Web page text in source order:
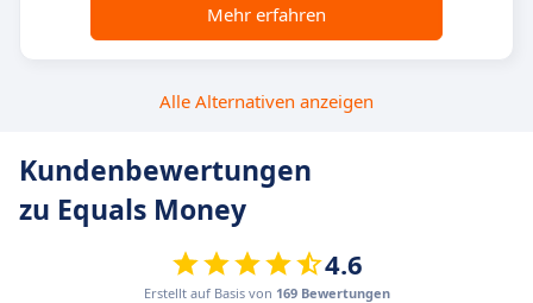
Mehr erfahren
Alle Alternativen anzeigen
Kundenbewertungen
zu Equals Money
4.6
Erstellt auf Basis von 169 Bewertungen